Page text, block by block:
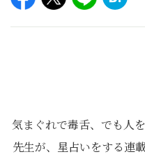
気まぐれで毒舌、でも人
先生が、星占いをする連